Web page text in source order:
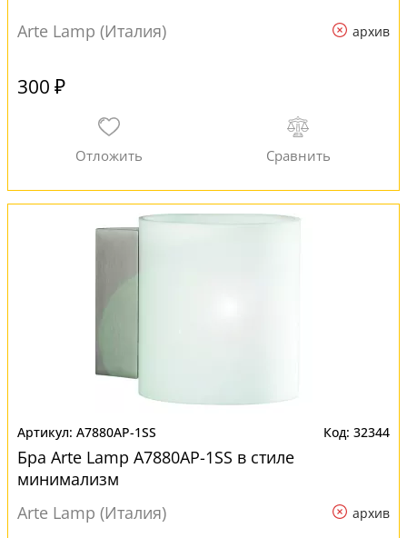
Arte Lamp (Италия) архив
300 ₽
A7880AP-1SS 32344
Бра Arte Lamp A7880AP-1SS в стиле
минимализм
Arte Lamp (Италия)
архив